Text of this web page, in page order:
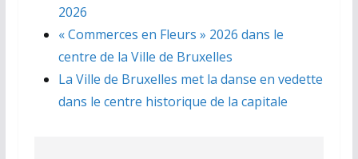
2026
« Commerces en Fleurs » 2026 dans le
centre de la Ville de Bruxelles
La Ville de Bruxelles met la danse en vedette
dans le centre historique de la capitale